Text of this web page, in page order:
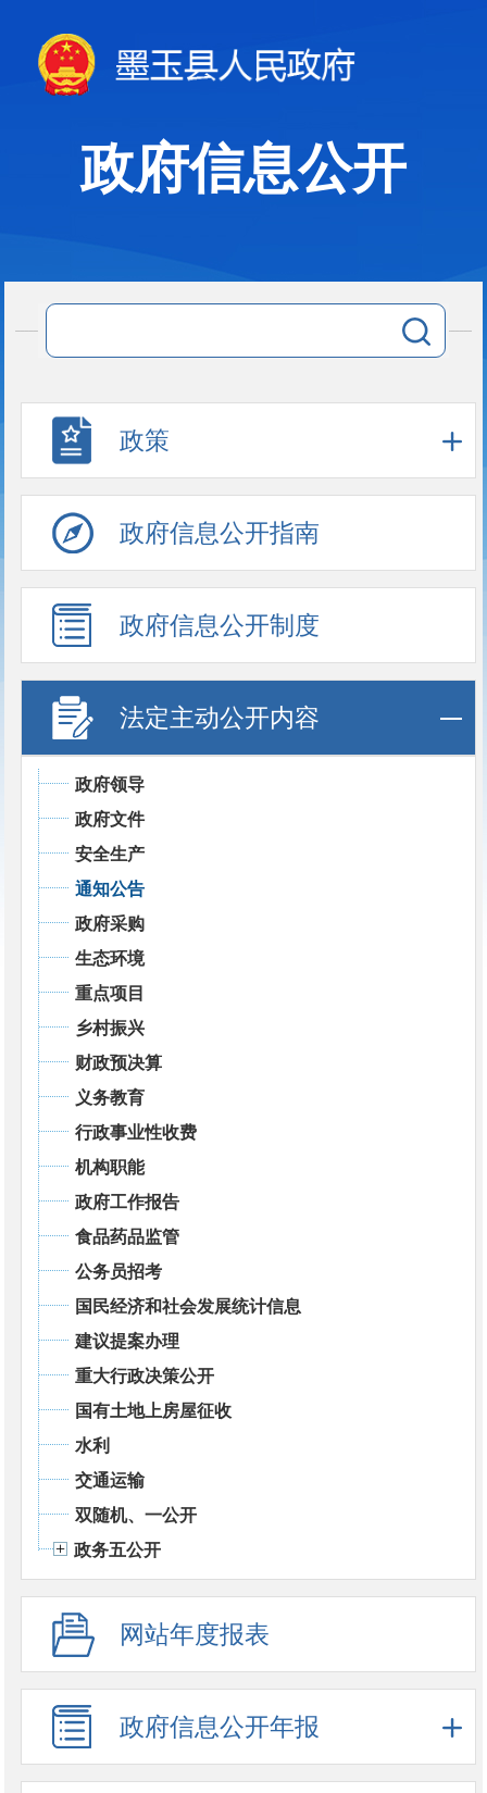
政府信息公开
政策
政府信息公开指南
政府信息公开制度
法定主动公开内容
政府领导
政府文件
安全生产
通知公告
政府采购
生态环境
重点项目
乡村振兴
财政预决算
义务教育
行政事业性收费
机构职能
政府工作报告
食品药品监管
公务员招考
国民经济和社会发展统计信息
建议提案办理
重大行政决策公开
国有土地上房屋征收
水利
交通运输
双随机、一公开
政务五公开
网站年度报表
政府信息公开年报